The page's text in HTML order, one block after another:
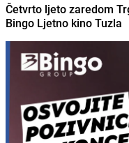
Četvrto ljeto zaredom
Bingo Ljetno kino Tuzla